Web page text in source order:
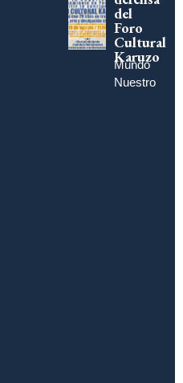
del
Foro
Cultural
Karuzo
Mundo
Nuestro